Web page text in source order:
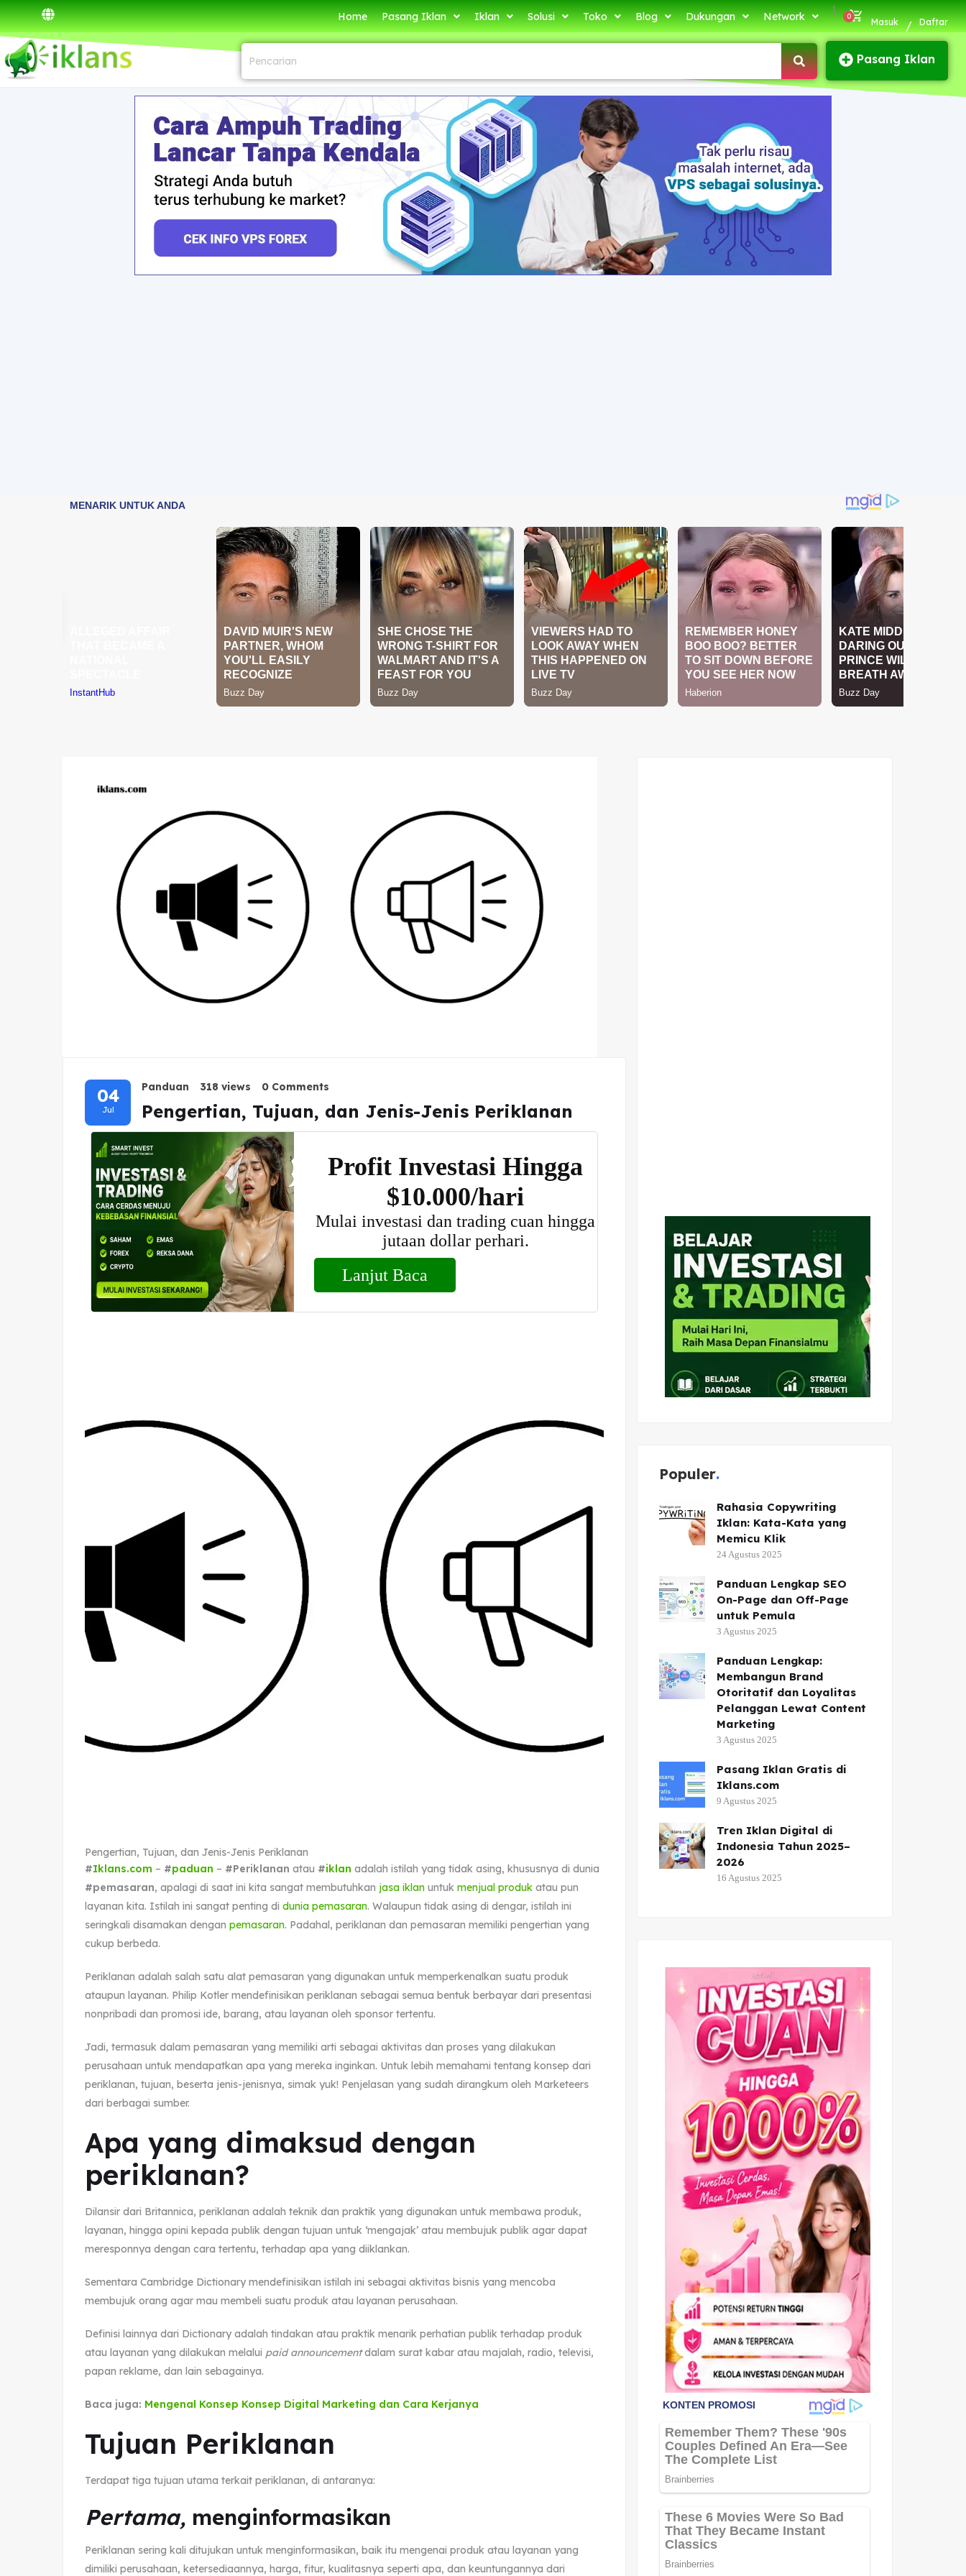
Home Pasang Iklan Iklan Solusi Toko Blog Dukungan Network
|
Masuk / Daftar
Pasang Iklan
04
Jul
Panduan 318 views 0 Comments
Pengertian, Tujuan, dan Jenis-Jenis Periklanan
Pengertian, Tujuan, dan Jenis-Jenis Periklanan
#Iklans.com – #paduan – #Periklanan atau #iklan adalah istilah yang tidak asing, khususnya di dunia
#pemasaran, apalagi di saat ini kita sangat membutuhkan jasa iklan untuk menjual produk atau pun
layanan kita. Istilah ini sangat penting di dunia pemasaran. Walaupun tidak asing di dengar, istilah ini
seringkali disamakan dengan pemasaran. Padahal, periklanan dan pemasaran memiliki pengertian yang
cukup berbeda.
Periklanan adalah salah satu alat pemasaran yang digunakan untuk memperkenalkan suatu produk
ataupun layanan. Philip Kotler mendefinisikan periklanan sebagai semua bentuk berbayar dari presentasi
nonpribadi dan promosi ide, barang, atau layanan oleh sponsor tertentu.
Jadi, termasuk dalam pemasaran yang memiliki arti sebagai aktivitas dan proses yang dilakukan
perusahaan untuk mendapatkan apa yang mereka inginkan. Untuk lebih memahami tentang konsep dari
periklanan, tujuan, beserta jenis-jenisnya, simak yuk! Penjelasan yang sudah dirangkum oleh Marketeers
dari berbagai sumber.
Apa yang dimaksud dengan
periklanan?
Dilansir dari Britannica, periklanan adalah teknik dan praktik yang digunakan untuk membawa produk,
layanan, hingga opini kepada publik dengan tujuan untuk ‘mengajak’ atau membujuk publik agar dapat
meresponnya dengan cara tertentu, terhadap apa yang diiklankan.
Sementara Cambridge Dictionary mendefinisikan istilah ini sebagai aktivitas bisnis yang mencoba
membujuk orang agar mau membeli suatu produk atau layanan perusahaan.
Definisi lainnya dari Dictionary adalah tindakan atau praktik menarik perhatian publik terhadap produk
atau layanan yang dilakukan melalui paid announcementdalam surat kabar atau majalah, radio, televisi,
papan reklame, dan lain sebagainya.
Baca juga: Mengenal Konsep Konsep Digital Marketing dan Cara Kerjanya
Tujuan Periklanan
Terdapat tiga tujuan utama terkait periklanan, di antaranya:
Pertama, menginformasikan
Periklanan sering kali ditujukan untuk menginformasikan, baik itu mengenai produk atau layanan yang
dimiliki perusahaan, ketersediaannya, harga, fitur, kualitasnya seperti apa, dan keuntungannya dari
Populer
Rahasia Copywriting
Iklan: Kata-Kata yang
Memicu Klik
24 Agustus 2025
Panduan Lengkap SEO
On-Page dan Off-Page
untuk Pemula
3 Agustus 2025
Panduan Lengkap:
Membangun Brand
Otoritatif dan Loyalitas
Pelanggan Lewat Content
Marketing
3 Agustus 2025
Pasang Iklan Gratis di
Iklans.com
9 Agustus 2025
Tren Iklan Digital di
Indonesia Tahun 2025–
2026
16 Agustus 2025